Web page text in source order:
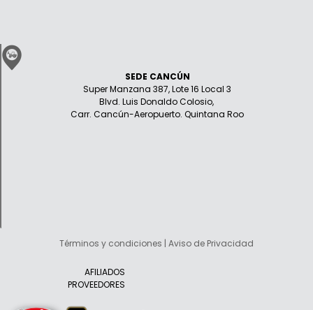
SEDE CANCÚN
Super Manzana 387, Lote 16 Local 3
Blvd. Luis Donaldo Colosio,
Carr. Cancún-Aeropuerto. Quintana Roo
Términos y condiciones | Aviso de Privacidad
AFILIADOS
PROVEEDORES